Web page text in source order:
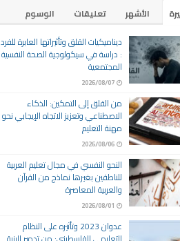
الأشهر تعليقات
الوسوم
ديناميكيات القلق وتأثيراتها العابرة للفرد
: دراسة في سيكولوجية الصحة النفسية
المجتمعية
2026/08/07
من القلق إلى التمكين: الذكاء
الاصطناعي وتعزيز الاتجاه الإيجابي نحو
مهنة التعليم
2026/08/06
النحو النفسي في مجال تعليم العربية
للناطقين بغيرها نماذج من القرآن
والعربية المعاصرة
2026/08/01
عدوان 2023 وتأثيره على النظام